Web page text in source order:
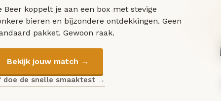
Beer koppelt je aan een box met stevige
bieren en bijzondere ontdekkingen. Geen
pakket. Gewoon raak.
Bekijk jouw match →
doe de snelle smaaktest →